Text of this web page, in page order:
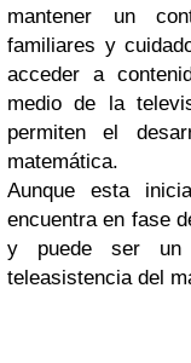
mantener un
familiares y
acceder a
medio de la
permiten el
matemática.
Aunque esta
encuentra en fase
y puede ser un
teleasistencia del